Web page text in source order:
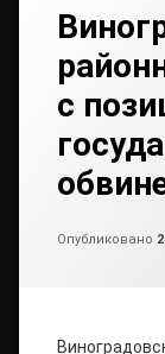
с
Опубликовано